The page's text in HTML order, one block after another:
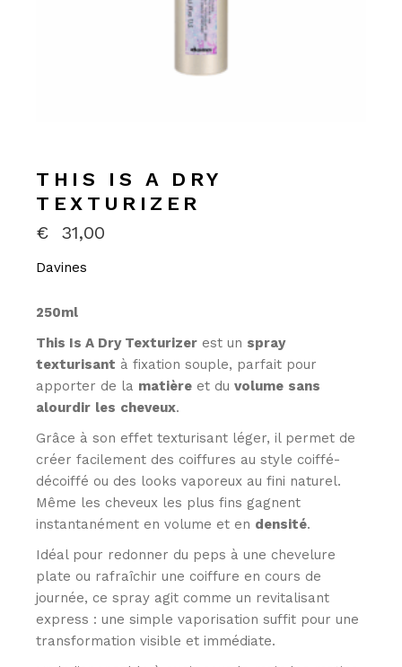
THIS IS A DRY
TEXTURIZER
€ 31,00
Davines
250ml
This Is A Dry Texturizer est un spray
texturisant à fixation souple, parfait pour
apporter de la matière et duvolume sans
alourdir les cheveux.
Grâce à son effet texturisant léger, il permet de
créer facilement des coiffures au style coiffé-
décoiffé ou des looks vaporeux au fini naturel.
Même les cheveux les plus fins gagnent
instantanément en volume et en densité.
Idéal pour redonner du peps à une chevelure
plate ou rafraîchir une coiffure en cours de
journée, ce spray agit comme un revitalisant
express : une simple vaporisation suffit pour une
transformation visible et immédiate.